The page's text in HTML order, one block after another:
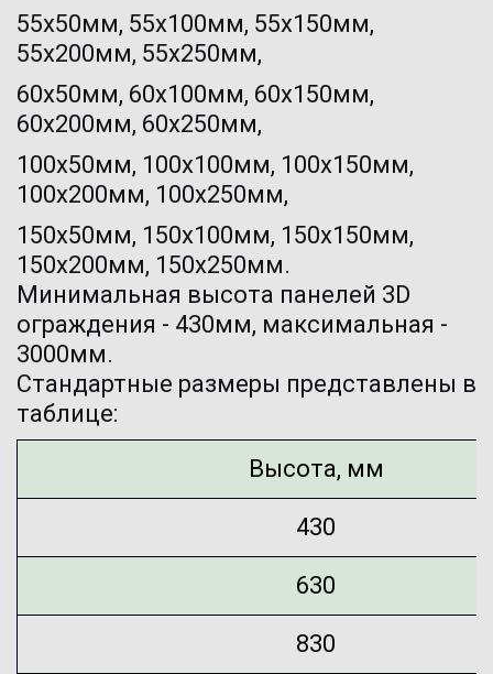
55х50мм, 55х100мм, 55х150мм,
55х200мм, 55х250мм,
60х50мм, 60х100мм, 60х150мм,
60х200мм, 60х250мм,
100х50мм, 100х100мм, 100х150мм,
100х200мм, 100х250мм,
150х50мм, 150х100мм, 150х150мм,
150х200мм, 150х250мм.
Минимальная высота панелей 3D
ограждения - 430мм, максимальная -
3000мм.
Стандартные размеры представлены в
таблице:
Высота, мм
430
630
830